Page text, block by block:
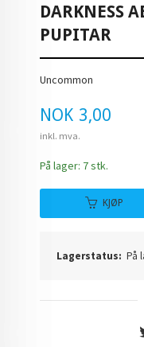
DARKNESS
PUPITAR
Uncommon
Pris
NOK 3,00
inkl. mva.
På lager: 7 stk.
KJØP
Lagerstatus: På